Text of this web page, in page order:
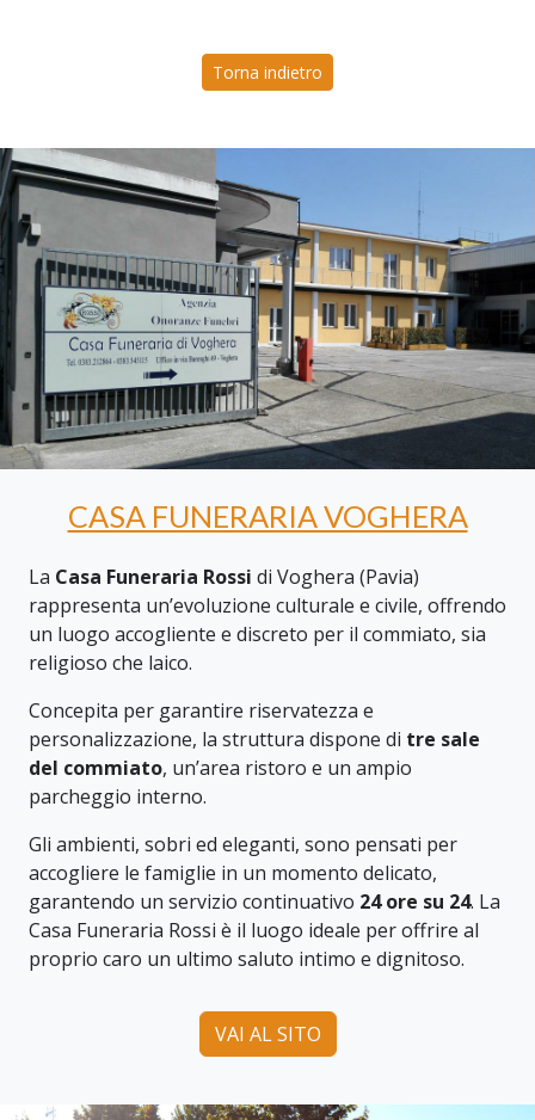
Torna indietro
CASA FUNERARIA VOGHERA
La Casa Funeraria Rossi di Voghera (Pavia)
rappresenta un’evoluzione culturale e civile, offrendo
un luogo accogliente e discreto per il commiato, sia
religioso che laico.
Concepita per garantire riservatezza e
personalizzazione, la struttura dispone di tre sale
del commiato, un’area ristoro e un ampio
parcheggio interno.
Gli ambienti, sobri ed eleganti, sono pensati per
accogliere le famiglie in un momento delicato,
garantendo un servizio continuativo 24 ore su 24. La
Casa Funeraria Rossi è il luogo ideale per offrire al
proprio caro un ultimo saluto intimo e dignitoso.
VAI AL SITO